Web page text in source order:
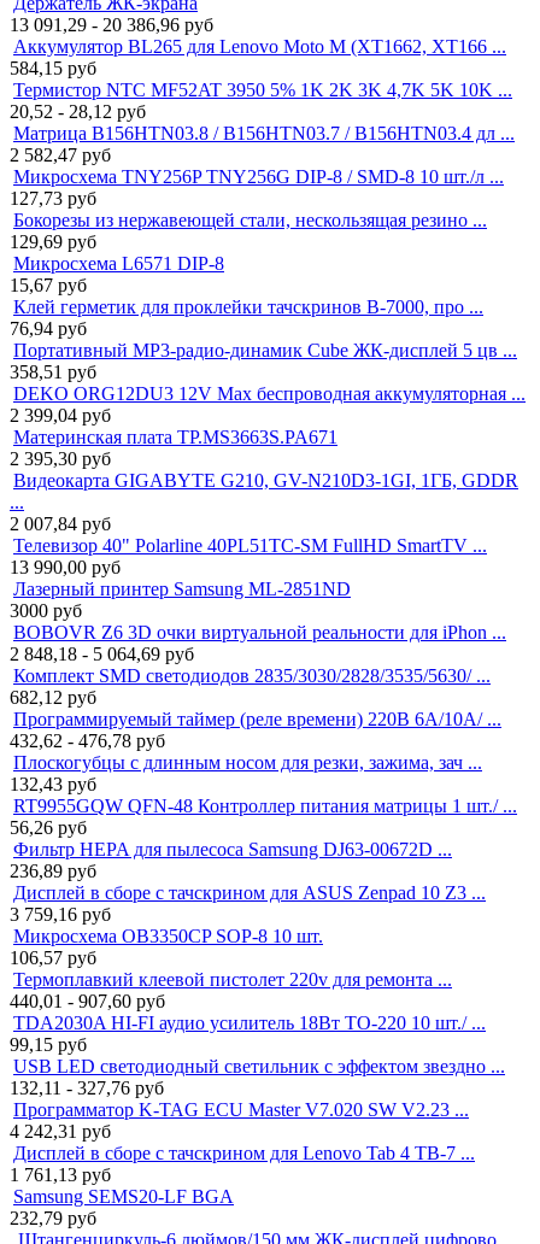
13 091,29 - 20 386,96 руб
Аккумулятор BL265 для Lenovo Moto M (XT1662, XT166 ...
584,15 руб
Термистор NTC MF52AT 3950 5% 1K 2K 3K 4,7K 5K 10K ...
20,52 - 28,12 руб
Матрица B156HTN03.8 / B156HTN03.7 / B156HTN03.4 дл ...
2 582,47 руб
Микросхема TNY256P TNY256G DIP-8 / SMD-8 10 шт./л ...
127,73 руб
Бокорезы из нержавеющей стали, нескользящая резино ...
129,69 руб
Микросхема L6571 DIP-8
15,67 руб
Клей герметик для проклейки тачскринов B-7000, про ...
76,94 руб
Портативный MP3-радио-динамик Cube ЖК-дисплей 5 цв ...
358,51 руб
DEKO ORG12DU3 12V Max беспроводная аккумуляторная ...
2 399,04 руб
Материнская плата TP.MS3663S.PA671
2 395,30 руб
Видеокарта GIGABYTE G210, GV-N210D3-1GI, 1ГБ, GDDR
...
2 007,84 руб
Телевизор 40" Polarline 40PL51TC-SM FullHD SmartTV ...
13 990,00 руб
Лазерный принтер Samsung ML-2851ND
3000 руб
BOBOVR Z6 3D очки виртуальной реальности для iPhon ...
2 848,18 - 5 064,69 руб
Комплект SMD светодиодов 2835/3030/2828/3535/5630/ ...
682,12 руб
Программируемый таймер (реле времени) 220В 6A/10A/ ...
432,62 - 476,78 руб
Плоскогубцы с длинным носом для резки, зажима, зач ...
132,43 руб
RT9955GQW QFN-48 Контроллер питания матрицы 1 шт./ ...
56,26 руб
Фильтр HEPA для пылесоса Samsung DJ63-00672D ...
236,89 руб
Дисплей в сборе с тачскрином для ASUS Zenpad 10 Z3 ...
3 759,16 руб
Микросхема OB3350CP SOP-8 10 шт.
106,57 руб
Термоплавкий клеевой пистолет 220v для ремонта ...
440,01 - 907,60 руб
TDA2030A HI-FI аудио усилитель 18Вт TO-220 10 шт./ ...
99,15 руб
USB LED светодиодный светильник с эффектом звездно ...
132,11 - 327,76 руб
Программатор K-TAG ECU Master V7.020 SW V2.23 ...
4 242,31 руб
Дисплей в сборе с тачскрином для Lenovo Tab 4 TB-7 ...
1 761,13 руб
Samsung SEMS20-LF BGA
232,79 руб
Штангенциркуль-6 дюймов/150 мм ЖК-дисплей цифрово ...